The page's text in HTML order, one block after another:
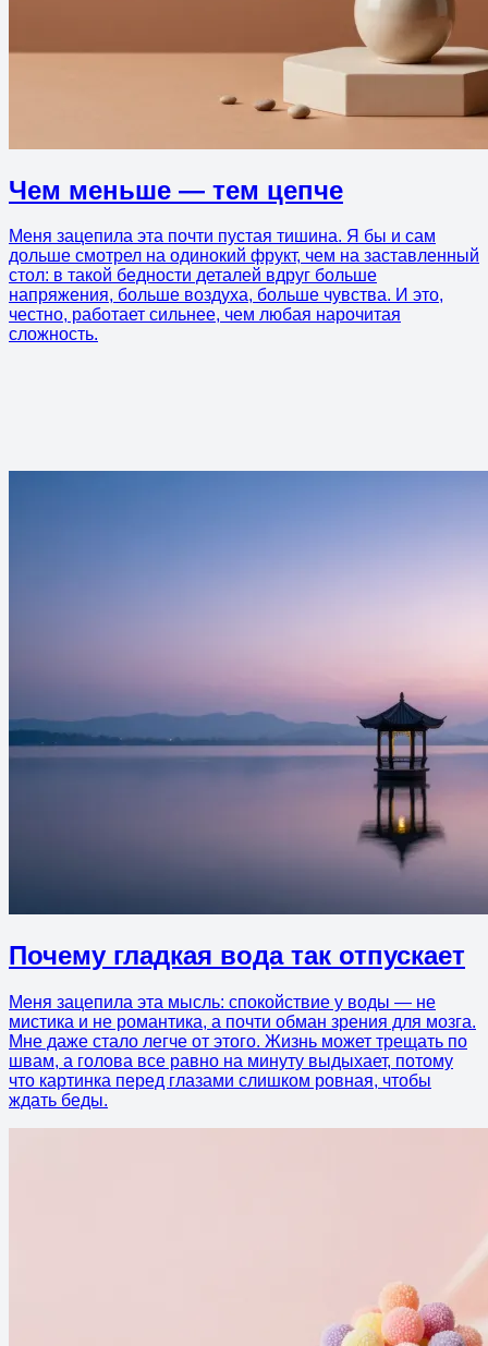
Чем меньше — тем цепче
Меня зацепила эта почти пустая тишина. Я бы и сам
дольше смотрел на одинокий фрукт, чем на заставленный
стол: в такой бедности деталей вдруг больше
напряжения, больше воздуха, больше чувства. И это,
честно, работает сильнее, чем любая нарочитая
сложность.
Почему гладкая вода так отпускает
Меня зацепила эта мысль: спокойствие у воды — не
мистика и не романтика, а почти обман зрения для мозга.
Мне даже стало легче от этого. Жизнь может трещать по
швам, а голова все равно на минуту выдыхает, потому
что картинка перед глазами слишком ровная, чтобы
ждать беды.